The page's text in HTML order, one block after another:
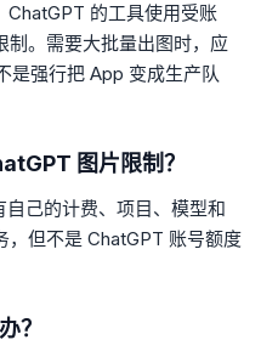
ChatGPT 的工具使用受账
制。需要大批量出图时，应
是强行把 App 变成生产队
图片限制？
己的计费、项目、模型和
，但不是 ChatGPT 账号额度
？